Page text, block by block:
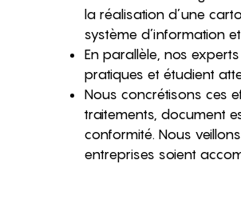
la réalisation d’une
système d’information
En parallèle, nos
pratiques et étudient
Nous concrétisons ces
traitements, document
conformité. Nous
entreprises soient